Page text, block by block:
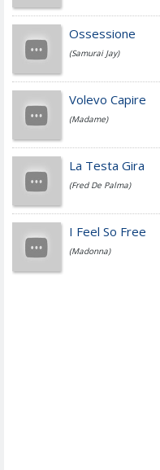
Cesare Cremonini
Jovanotti
Fedez
Simone Cristicchi
Ossessione
(Samurai Jay)
Volevo Capire
(Madame)
La Testa Gira
(Fred De Palma)
I Feel So Free
(Madonna)